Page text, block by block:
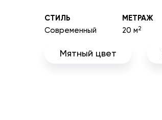
СТИЛЬ
Современный
МЕТРАЖ
20 м2
Мятный цвет